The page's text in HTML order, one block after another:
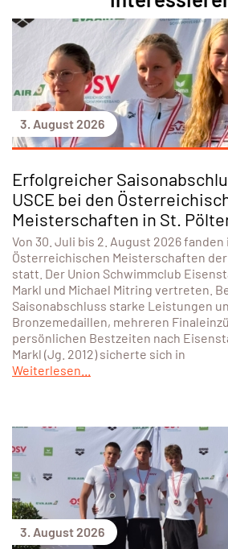
SPORTUNION ACTIONDAY
Das könnte
3. August 2026
Erfolgreicher
USCE bei den
Meisterschaften in St.